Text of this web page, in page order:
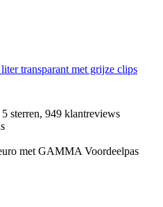
transparant met grijze clips
sterren, 949 klantreviews
met GAMMA Voordeelpas